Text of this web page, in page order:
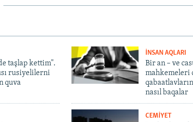
taşlap kettim".
rusiyelilerni
quva
İNSAN AQLARI
Bir an – ve
mahkemeleri
nasıl baqalar
CEMİYET